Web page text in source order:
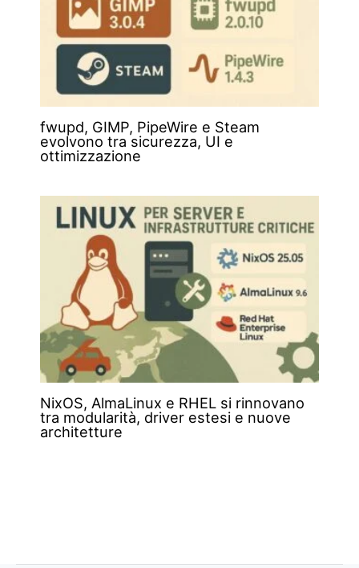
fwupd, GIMP, PipeWire e Steam
evolvono tra sicurezza, UI e
ottimizzazione
NixOS, AlmaLinux e RHEL si rinnovano
tra modularità, driver estesi e nuove
architetture